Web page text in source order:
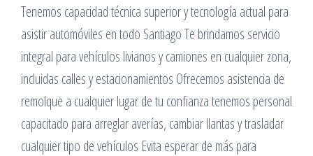
Tenemos capacidad técnica superior y tecnología actual para
asistir automóviles en todo Santiago Te brindamos servicio
integral para vehículos livianos y camiones en cualquier zona,
incluidas calles y estacionamientos Ofrecemos asistencia de
remolque a cualquier lugar de tu confianza tenemos personal
capacitado para arreglar averías, cambiar llantas y trasladar
cualquier tipo de vehículos Evita esperar de más para